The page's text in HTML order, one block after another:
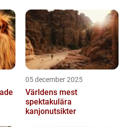
05 december 2025
Världens mest
spektakulära
kanjonutsikter